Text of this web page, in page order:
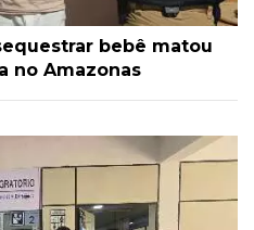
bebê matou
no Amazonas